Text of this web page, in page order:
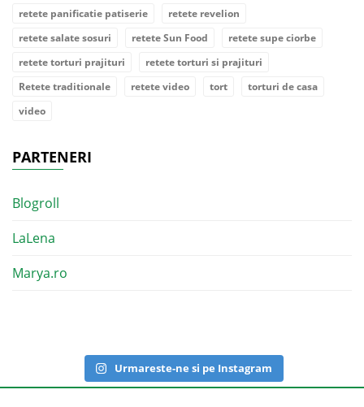
retete panificatie patiserie
retete revelion
retete salate sosuri
retete Sun Food
retete supe ciorbe
retete torturi prajituri
retete torturi si prajituri
Retete traditionale
retete video tort
torturi de casa
video
PARTENERI
Blogroll
LaLena
Marya.ro
Urmareste-ne si pe Instagram